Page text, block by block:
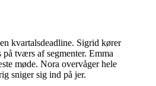
kvartalsdeadline. Sigrid kører
tværs af segmenter. Emma
møde. Nora overvåger hele
sniger sig ind på jer.